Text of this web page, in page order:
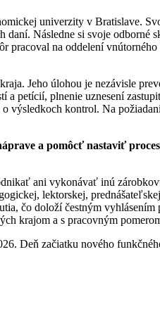
univerzity v Bratislave.
Následne si svoje
na oddelení
Jeho úlohou je nezávisle
petícií, plnenie uznesení
výsledkoch kontrol. Na
a pomôcť nastaviť
ani vykonávať inú
lektorskej,
čo doloží čestným
krajom a s pracovným
Deň začiatku nového